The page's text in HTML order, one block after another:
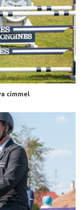
címmel